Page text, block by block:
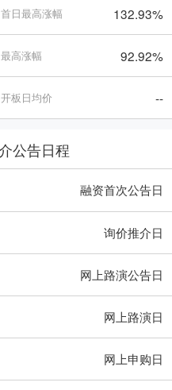
首日最高涨幅 132.93%
最高涨幅 92.92%
开板日均价 --
公告日程
融资首次公告日
询价推介日
网上路演公告日
网上路演日
网上申购日